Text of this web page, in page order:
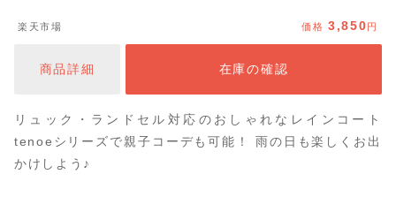
かわいい こども 子ども 小学生 100cm 110cm 120cm ジ
楽天市場 価格 3,850 円
商品詳細 在庫の確認
リュック・ランドセル対応のおしゃれなレインコート
tenoeシリーズで親子コーデも可能！ 雨の日も楽しくお出
かけしよう♪